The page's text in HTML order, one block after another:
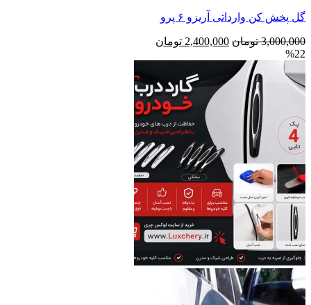
گل پخش کن وارداتی آریزو ۶ پرو
3,000,000 تومان قیمت
بود.
2,400,000 تومان
است.
%22